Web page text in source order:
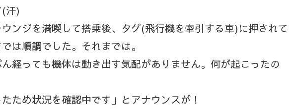
汗)
ンジを満喫して搭乗後、タグ(飛行機を牽引する車)に押されて
は順調でした。それまでは。
経っても機体は動き出す気配がありません。何が起こったの
ため状況を確認中です」とアナウンスが！